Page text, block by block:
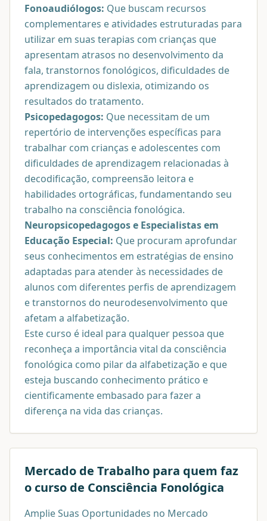
Fonoaudiólogos: Que buscam recursos
complementares e atividades estruturadas para
utilizar em suas terapias com crianças que
apresentam atrasos no desenvolvimento da
fala, transtornos fonológicos, dificuldades de
aprendizagem ou dislexia, otimizando os
resultados do tratamento.
Psicopedagogos: Que necessitam de um
repertório de intervenções específicas para
trabalhar com crianças e adolescentes com
dificuldades de aprendizagem relacionadas à
decodificação, compreensão leitora e
habilidades ortográficas, fundamentando seu
trabalho na consciência fonológica.
Neuropsicopedagogos e Especialistas em
Educação Especial: Que procuram aprofundar
seus conhecimentos em estratégias de ensino
adaptadas para atender às necessidades de
alunos com diferentes perfis de aprendizagem
e transtornos do neurodesenvolvimento que
afetam a alfabetização.
Este curso é ideal para qualquer pessoa que
reconheça a importância vital da consciência
fonológica como pilar da alfabetização e que
esteja buscando conhecimento prático e
cientificamente embasado para fazer a
diferença na vida das crianças.
Mercado de Trabalho para quem faz
o curso de Consciência Fonológica
Amplie Suas Oportunidades no Mercado